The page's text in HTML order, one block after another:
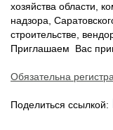
хозяйства области,
надзора,
строительстве,
Приглашаем Вас
Обязательна
Поделиться ссылкой: